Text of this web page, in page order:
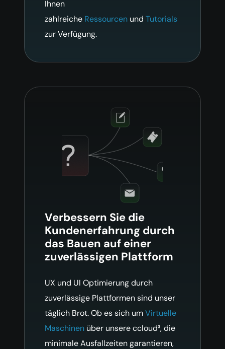
Ihnen
zahlreiche Ressourcen und Tutorials
zur Verfügung.
Verbessern Sie die
Kundenerfahrung durch
das Bauen auf einer
zuverlässigen Plattform
UX und UI Optimierung durch
zuverlässige Plattformen sind unser
täglich Brot. Ob es sich umVirtuelle
Maschinen über unsere ccloud³, die
minimale Ausfallzeiten garantieren,